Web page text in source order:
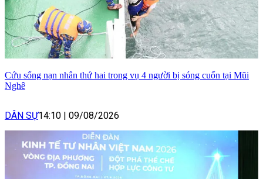
Cứu sống nạn nhân thứ hai trong vụ 4 người bị sóng cuốn tại Mũi
Nghê
DÂN SỰ14:10 09/08/2026